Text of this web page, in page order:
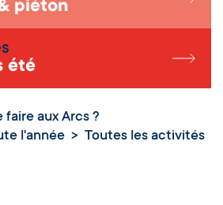
piéton
été
faire aux Arcs ?
l'année
Toutes les activités